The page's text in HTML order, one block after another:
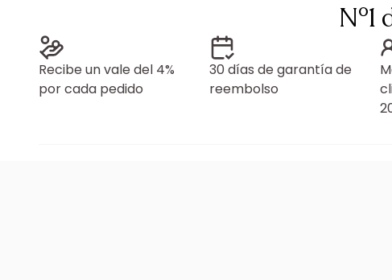
Recibe un vale del 4%
por cada pedido
30 días de garantía de
reembolso